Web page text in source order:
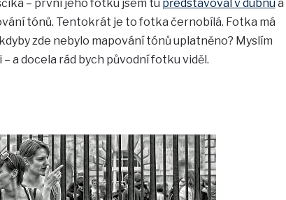
– první jeho fotku jsem tu představoval v dubnua
tónů. Tentokrát je to fotka černobílá. Fotka má
zde nebylo mapování tónů uplatněno? Myslím
a docela rád bych původní fotku viděl.